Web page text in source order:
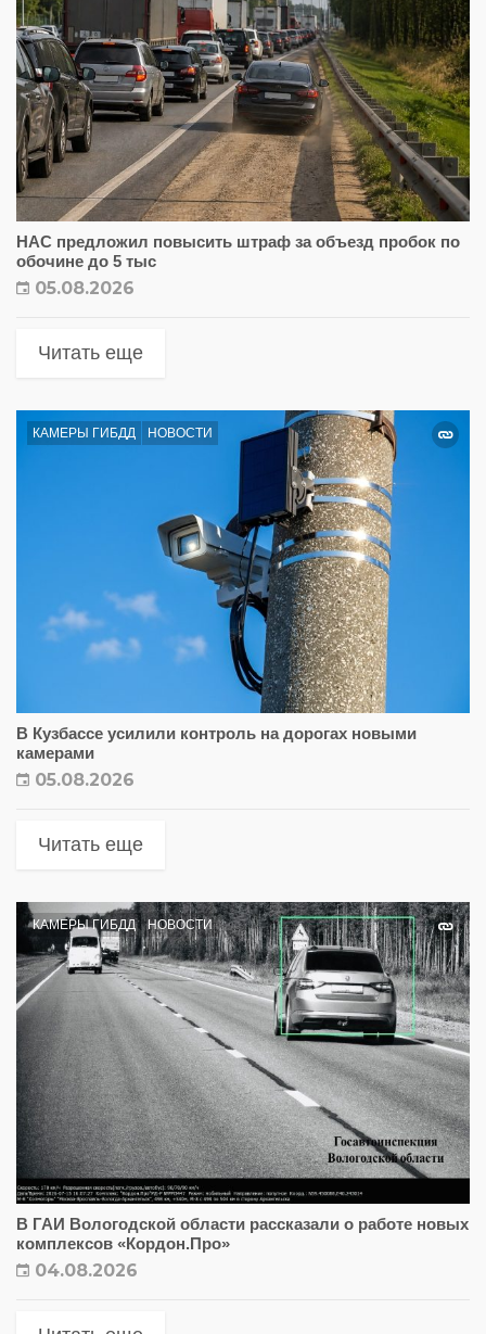
НАС предложил повысить штраф за объезд пробок по
обочине до 5 тыс
05.08.2026
Читать еще
КАМЕРЫ ГИБДД НОВОСТИ
В Кузбассе усилили контроль на дорогах новыми
камерами
05.08.2026
Читать еще
КАМЕРЫ ГИБДД НОВОСТИ
В ГАИ Вологодской области рассказали о работе новых
комплексов «Кордон.Про»
04.08.2026